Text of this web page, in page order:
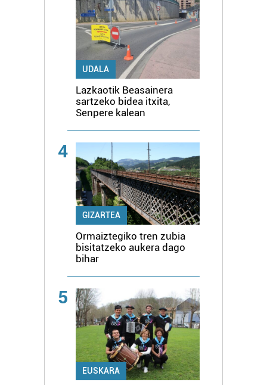
UDALA
Lazkaotik Beasainera
sartzeko bidea itxita,
Senpere kalean
4
GIZARTEA
Ormaiztegiko tren zubia
bisitatzeko aukera dago
bihar
5
EUSKARA